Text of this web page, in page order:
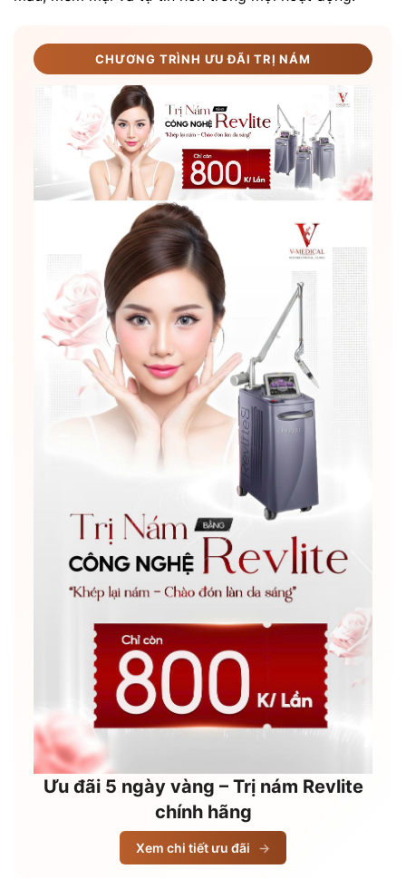
CHƯƠNG TRÌNH ƯU ĐÃI TRỊ NÁM
Ưu đãi 5 ngày vàng – Trị nám Revlite
chính hãng
Xem chi tiết ưu đãi →